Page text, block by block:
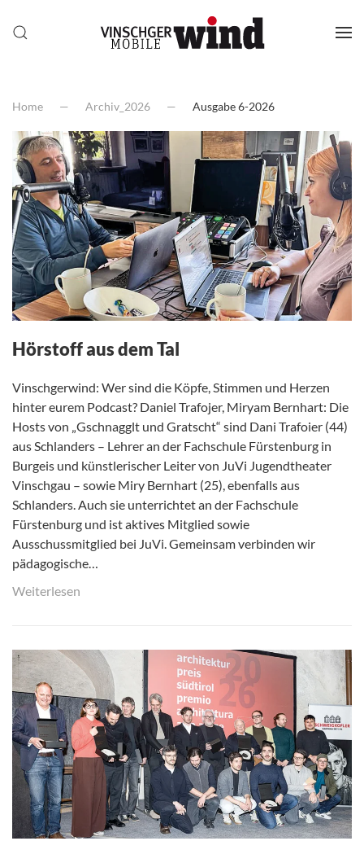
Home Archiv_2026 Ausgabe 6-2026
Hörstoff aus dem Tal
Vinschgerwind: Wer sind die Köpfe, Stimmen und Herzen
hinter eurem Podcast? Daniel Trafojer, Miryam Bernhart: Die
Hosts von „Gschnagglt und Gratscht“ sind Dani Trafoier (44)
aus Schlanders – Lehrer an der Fachschule Fürstenburg in
Burgeis und künstlerischer Leiter von JuVi Jugendtheater
Vinschgau – sowie Miry Bernhart (25), ebenfalls aus
Schlanders. Auch sie unterrichtet an der Fachschule
Fürstenburg und ist aktives Mitglied sowie
Ausschussmitglied bei JuVi. Gemeinsam verbinden wir
pädagogische…
Weiterlesen